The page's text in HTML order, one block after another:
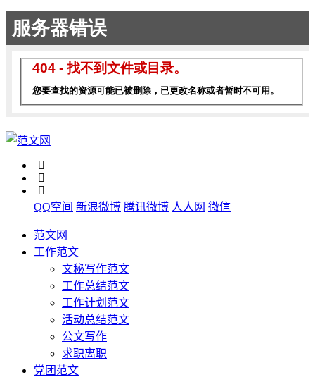
QQ空间 新浪微博 腾讯微博 人人网 微信
范文网
工作范文
文秘写作范文
工作总结范文
工作计划范文
活动总结范文
公文写作
求职离职
党团范文